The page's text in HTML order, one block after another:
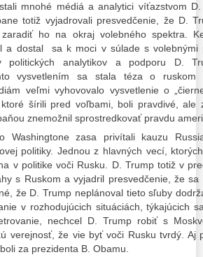
mnohé médiá a analytici víťazstvom
totiž vyjadrovali presvedčenie, že D.
ho na okraj volebného spektra.
a dostal sa k moci v súlade s volebnými
analytikov a podporu D.
vysvetlením sa stala téza o
veľmi vyhovovalo vysvetlenie o
šírili pred voľbami, boli pravdivé, ale
znemožnil sprostredkovať pravdu
Washingtone zasa privítali kauzu
politiky. Jednou z hlavných vecí,
v politike voči Rusku. D. Trump totiž v
s Ruskom a vyjadril presvedčenie, že
že D. Trump neplánoval tieto sľuby
v rozhodujúcich situáciách, týkajúcich
nechcel D. Trump robiť s
verejnosť, že vie byť voči Rusku tvrdý. Aj
za prezidenta B. Obamu.